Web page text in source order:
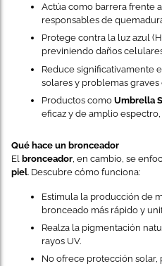
Actúa como barrera frente a
responsables de
Protege contra la luz azul
previniendo daños
Reduce significativamente
solares y problemas
Productos como Umbrella
eficaz y de amplio
Qué hace un bronceador
El bronceador , en cambio, se
piel. Descubre cómo funciona:
Estimula la producción de
bronceado más rápido y
Realza la pigmentación
rayos UV.
No ofrece protección